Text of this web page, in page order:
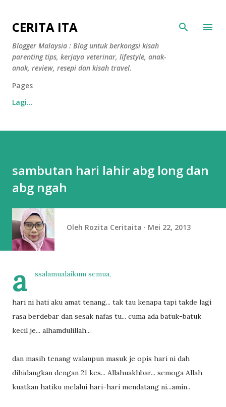
CERITA ITA
Blogger Malaysia : Blog untuk berkongsi kisah
parenting tips, kerjaya veterinar, lifestyle, anak-
anak, review, resepi dan kisah travel.
Pages
Lagi…
sambutan hari lahir abg long dan
abg ngah
Oleh Rozita Ceritaita Mei 22, 2013
a ssalamualaikum semua,
hari ni hati aku amat tenang... tak tau kenapa tapi takde lagi
rasa berdebar dan sesak nafas tu... cuma ada batuk-batuk
kecil je... alhamdulillah...
dan masih tenang walaupun masuk je opis hari ni dah
dihidangkan dengan 21 kes... Allahuakhbar... semoga Allah
kuatkan hatiku melalui hari-hari mendatang ni...amin..